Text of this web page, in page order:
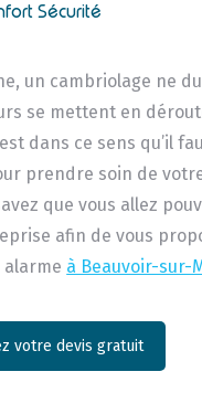
Sécurité
un cambriolage ne
se mettent en
dans ce sens qu’il
prendre soin de
que vous allez
afin de vous
à Beauvoir-sur-
votre devis gratuit